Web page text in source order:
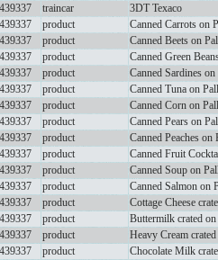
traincar
3DT Texaco
product
Canned Carrots on
product
Canned Beets on
product
Canned Green
product
Canned Sardines on
product
Canned Tuna on
product
Canned Corn on
product
Canned Pears on
product
Canned Peaches on
product
Canned Fruit
product
Canned Soup on
product
Canned Salmon on
product
Cottage Cheese
product
Buttermilk crated
product
Heavy Cream
product
Chocolate Milk